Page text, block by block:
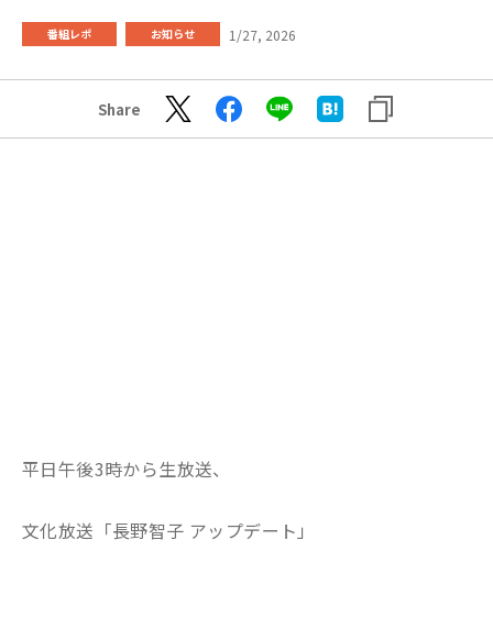
番組レポ お知らせ 1/27, 2026
Share
平日午後3時から生放送、
文化放送「長野智子 アップデート」